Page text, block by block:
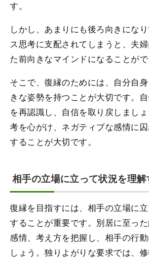
す。
しかし、あまりにも後ろ向きにな
ス思考に支配されてしまうと、夫
た前向きなマインドになることがで
そこで、復縁のためには、自分自
きな姿勢を持つことが大切です。
を再認識し、自信を取り戻しまし
考を心がけ、ネガティブな感情に
することが大切です。
相手の立場に立って状況を理解
復縁を目指すには、相手の立場に
することが重要です。別居に至っ
感情、考え方を把握し、相手の行
しょう。独りよがりな要求では、修